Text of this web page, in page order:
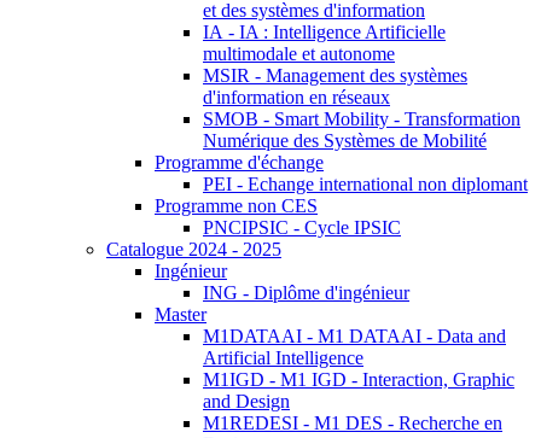
et des systèmes d'information
IA - IA : Intelligence Artificielle
multimodale et autonome
MSIR - Management des systèmes
d'information en réseaux
SMOB - Smart Mobility - Transformation
Numérique des Systèmes de Mobilité
Programme d'échange
PEI - Echange international non diplomant
Programme non CES
PNCIPSIC - Cycle IPSIC
Catalogue 2024 - 2025
Ingénieur
ING - Diplôme d'ingénieur
Master
M1DATAAI - M1 DATAAI - Data and
Artificial Intelligence
M1IGD - M1 IGD - Interaction, Graphic
and Design
M1REDESI - M1 DES - Recherche en